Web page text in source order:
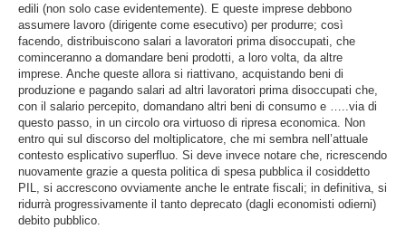
edili (non solo case evidentemente). E queste imprese debbono
assumere lavoro (dirigente come esecutivo) per produrre; così
facendo, distribuiscono salari a lavoratori prima disoccupati, che
cominceranno a domandare beni prodotti, a loro volta, da altre
imprese. Anche queste allora si riattivano, acquistando beni di
produzione e pagando salari ad altri lavoratori prima disoccupati che,
con il salario percepito, domandano altri beni di consumo e …..via di
questo passo, in un circolo ora virtuoso di ripresa economica. Non
entro qui sul discorso del moltiplicatore, che mi sembra nell’attuale
contesto esplicativo superfluo. Si deve invece notare che, ricrescendo
nuovamente grazie a questa politica di spesa pubblica il cosiddetto
PIL, si accrescono ovviamente anche le entrate fiscali; in definitiva, si
ridurrà progressivamente il tanto deprecato (dagli economisti odierni)
debito pubblico.